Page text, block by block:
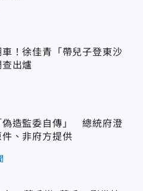
！徐佳青「帶兒子登東沙
出爐
偽造監委自傳」 總統府澄
、非府方提供